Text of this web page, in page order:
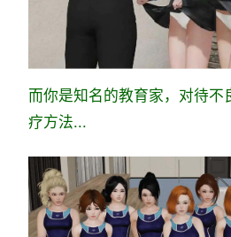
而你是知名的教育家，对待不
疗方法...